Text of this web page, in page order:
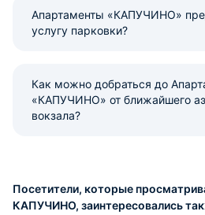
Апартаменты «КАПУЧИНО»
услугу парковки?
Как можно добраться до
«КАПУЧИНО» от ближайшего
вокзала?
Посетители, которые
КАПУЧИНО, заинтересовались